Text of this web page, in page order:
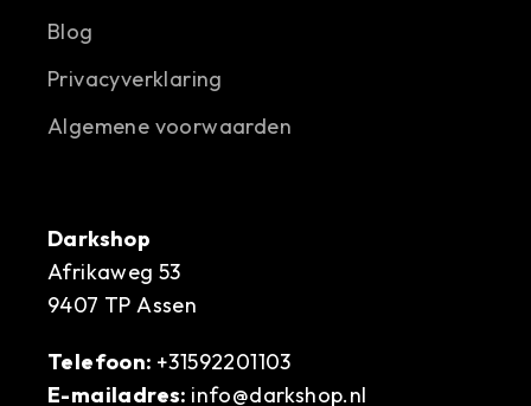
Blog
Privacyverklaring
Algemene voorwaarden
Darkshop
Afrikaweg 53
9407 TP Assen
Telefoon: +31592201103
E-mailadres: info@darkshop.nl